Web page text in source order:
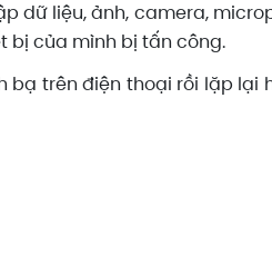
dữ liệu, ảnh, camera,
bị của mình bị tấn công.
trên điện thoại rồi lặp lại